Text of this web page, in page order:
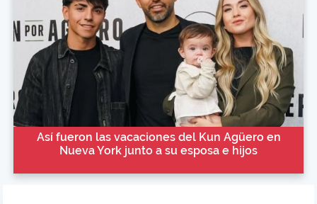
Así fueron las vacaciones del Kun Agüero en
Nueva York junto a su esposa e hijos